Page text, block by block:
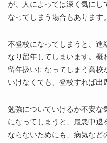
が、人によっては深く気にし
なってしまう場合もあります。
不登校になってしまうと、進
なり留年してしまいます。概
留年扱いになってしまう高校
いけなくても、登校すれば出
勉強についていけるか不安な
になってしまうと、最悪中退
ならないためにも、病気など